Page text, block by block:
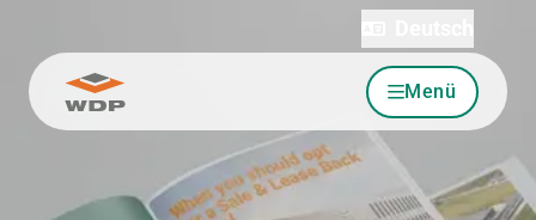
Zum Inhalt wechseln Menü